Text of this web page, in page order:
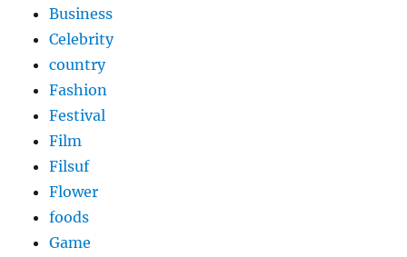
Business
Celebrity
country
Fashion
Festival
Film
Filsuf
Flower
foods
Game